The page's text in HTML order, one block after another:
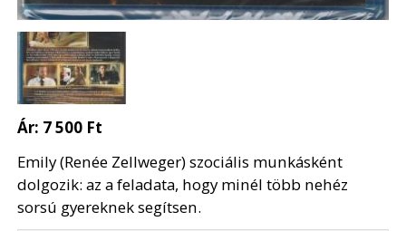
Ár: 7 500 Ft
Emily (Renée Zellweger) szociális munkásként
dolgozik: az a feladata, hogy minél több nehéz
sorsú gyereknek segítsen.